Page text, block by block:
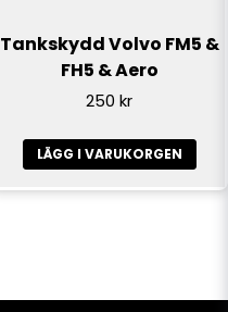
Tankskydd Volvo FM5 &
FH5 & Aero
250 kr
LÄGG I VARUKORGEN